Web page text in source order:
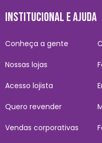
INSTITUCIONAL E AJUDA
Conheça a gente
Nossas lojas
Acesso lojista
Quero revender
Vendas corporativas